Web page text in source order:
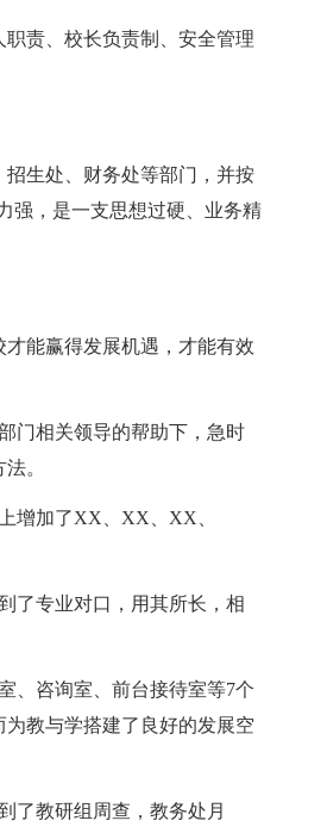
责、校长负责制、安全管理
生处、财务处等部门，并按
强，是一支思想过硬、业务精
能赢得发展机遇，才能有效
门相关领导的帮助下，急时
。
增加了XX、XX、XX、
了专业对口，用其所长，相
、咨询室、前台接待室等7个
教与学搭建了良好的发展空
了教研组周查，教务处月